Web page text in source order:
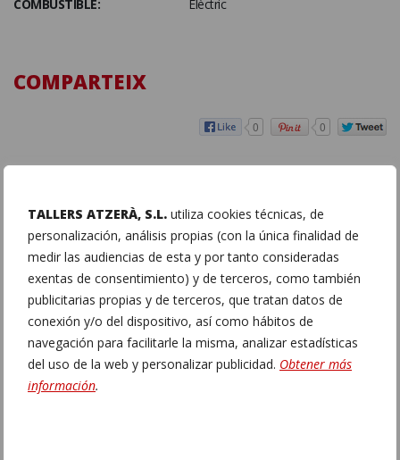
TALLERS ATZERÀ, S.L. utiliza cookies técnicas, de
personalización, análisis propias (con la única finalidad de
medir las audiencias de esta y por tanto consideradas
exentas de consentimiento) y de terceros, como también
publicitarias propias y de terceros, que tratan datos de
conexión y/o del dispositivo, así como hábitos de
navegación para facilitarle la misma, analizar estadísticas
del uso de la web y personalizar publicidad. Obtener más
información.
COMBUSTIBLE: Elèctric
COMPARTEIX
0 0